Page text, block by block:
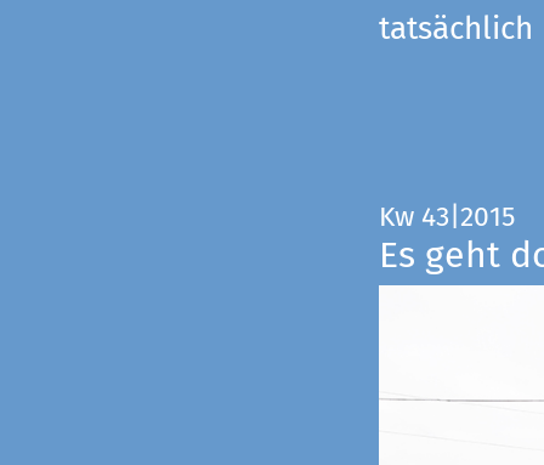
tatsächlich
Kw 43|2015
Es geht